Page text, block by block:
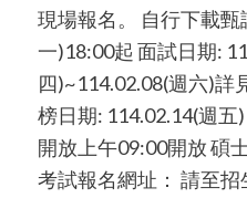
現場報名。 自行下載甄
一)18:00起 面試日期:
四)~114.02.08(週六)詳
榜日期: 114.02.14(週
開放上午09:00開放 碩
考試報名網址： 請至